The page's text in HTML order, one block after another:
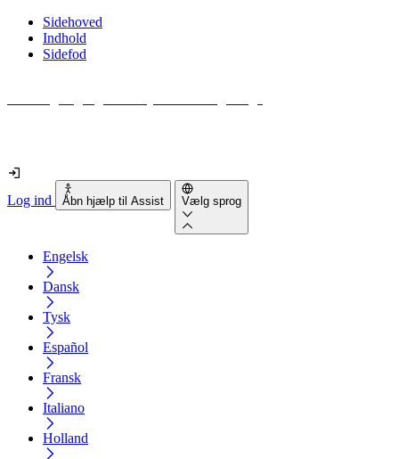
Sidehoved
Indhold
Sidefod
Log ind Åbn hjælp til Assist Vælg sprog
Engelsk
Dansk
Tysk
Español
Fransk
Italiano
Holland